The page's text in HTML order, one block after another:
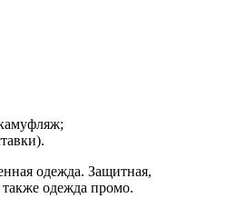
одежда. Защитная,
одежда промо.